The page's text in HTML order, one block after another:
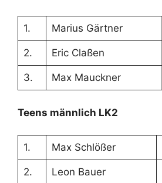
1. Marius Gärtner
2. Eric Claßen
3. Max Mauckner
Teens männlich LK2
1. Max Schlößer
2. Leon Bauer